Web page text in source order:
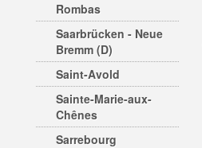
Rombas
Saarbrücken - Neue
Bremm (D)
Saint-Avold
Sainte-Marie-aux-
Chênes
Sarrebourg